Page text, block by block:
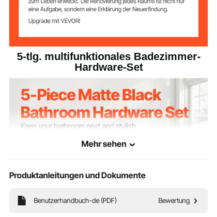
5-tlg. multifunktionales Badezimmer-
Hardware-Set
Mehr sehen
Produktanleitungen und Dokumente
Benutzerhandbuch-de (PDF) Bewertung